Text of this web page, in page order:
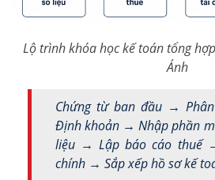
Lộ trình khóa học kế toán tổng
Ánh
Chứng từ ban đầu →
Định khoản → Nhập phần
liệu → Lập báo cáo thuế
chính → Sắp xếp hồ sơ kế